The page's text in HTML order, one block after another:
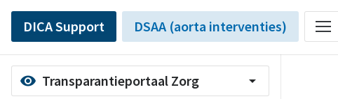
DICA Support DSAA (aorta interventies)
visibility Transparantieportaal Zorg arrow_drop_down